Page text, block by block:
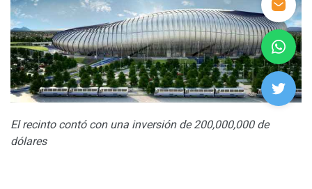
El recinto contó con una inversión de 200,000,000 de
dólares